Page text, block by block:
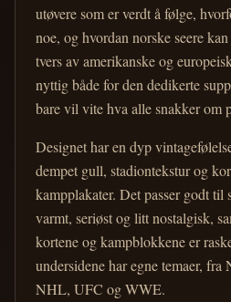
utøvere som er verdt å følge,
noe, og hvordan norske seere
tvers av amerikanske og
nyttig både for den dedikerte
bare vil vite hva alle snakker om
Designet har en dyp
dempet gull, stadiontekstur og
kampplakater. Det passer godt til
varmt, seriøst og litt nostalgisk,
kortene og kampblokkene er
undersidene har egne temaer,
NHL, UFC og WWE.